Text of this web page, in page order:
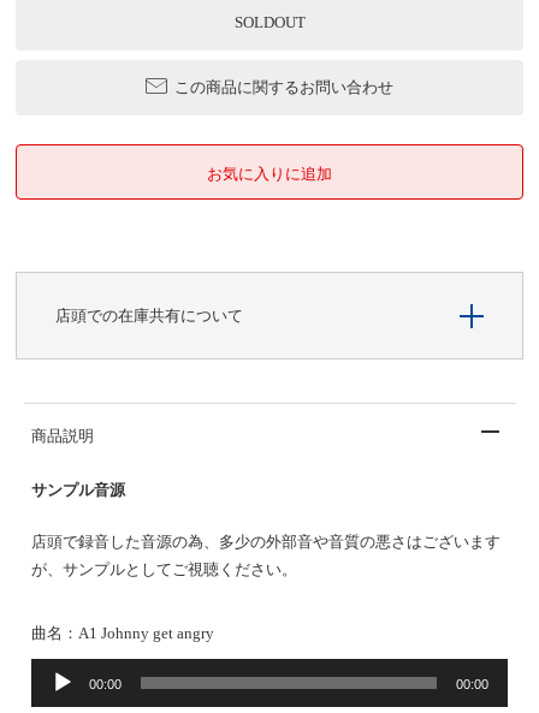
SOLDOUT
この商品に関するお問い合わせ
店頭での在庫共有について
商品説明
サンプル音源
店頭で録音した音源の為、多少の外部音や音質の悪さはございます
が、サンプルとしてご視聴ください。
曲名：A1 Johnny get angry
音
00:00 00:00